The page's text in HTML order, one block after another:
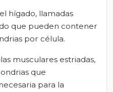
hígado, llamadas
que pueden contener
por célula.
musculares estriadas,
que
para la